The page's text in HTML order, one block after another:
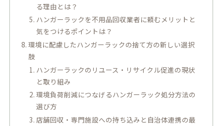
る理由とは？
ハンガーラックを不用品回収業者に頼むメリットと
気をつけるポイントは？
環境に配慮したハンガーラックの捨て方の新しい選択
肢
ハンガーラックのリユース・リサイクル促進の現状
と取り組み
環境負荷削減につなげるハンガーラック処分方法の
選び方
店舗回収・専門施設への持ち込みと自治体連携の最